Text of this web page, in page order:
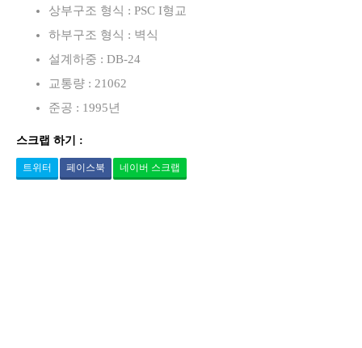
상부구조 형식 : PSC I형교
하부구조 형식 : 벽식
설계하중 : DB-24
교통량 : 21062
준공 : 1995년
스크랩 하기 :
트위터 페이스북 네이버 스크랩